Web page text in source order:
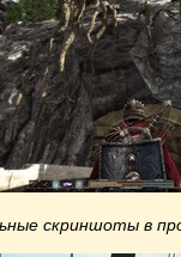
скриншоты в